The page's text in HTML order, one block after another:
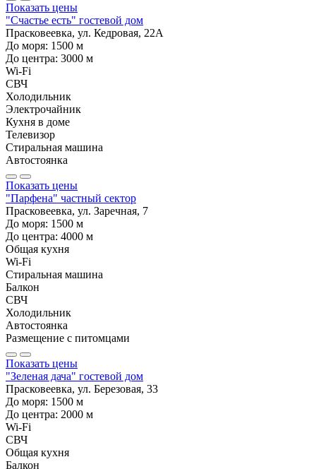
Показать цены
"Счастье есть" гостевой дом
Прасковеевка, ул. Кедровая, 22А
До моря: 1500 м
До центра: 3000 м
Wi-Fi
СВЧ
Холодильник
Электрочайник
Кухня в доме
Телевизор
Стиральная машина
Автостоянка
Показать цены
"Парфена" частный сектор
Прасковеевка, ул. Заречная, 7
До моря: 1500 м
До центра: 4000 м
Общая кухня
Wi-Fi
Стиральная машина
Балкон
СВЧ
Холодильник
Автостоянка
Размещение с питомцами
Показать цены
"Зеленая дача" гостевой дом
Прасковеевка, ул. Березовая, 33
До моря: 1500 м
До центра: 2000 м
Wi-Fi
СВЧ
Общая кухня
Балкон